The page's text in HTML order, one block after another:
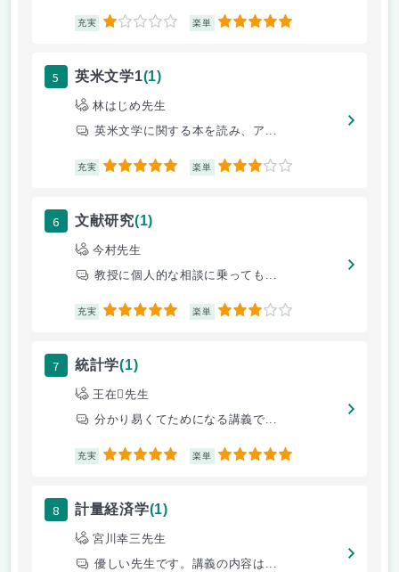
充実 1 楽単 5
5 英米文学1(1)
林はじめ先生
英米文学に関する本を読み、ア...
充実 5 楽単 3
6 文献研究(1)
今村先生
教授に個人的な相談に乗っても...
充実 5 楽単 3
7 統計学(1)
王在先生
分かり易くてためになる講義で...
充実 5 楽単 5
8 計量経済学(1)
宮川幸三先生
優しい先生です。講義の内容は...